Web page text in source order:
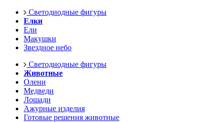
Светодиодные фигуры
Елки
Ели
Макушки
Звездное небо
Светодиодные фигуры
Животные
Олени
Медведи
Лошади
Ажурные изделия
Готовые решения животные